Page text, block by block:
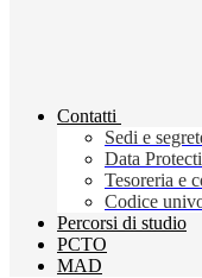
Contatti
Sedi e
Data
Tesoreria e
Codice
Percorsi di studio
PCTO
MAD